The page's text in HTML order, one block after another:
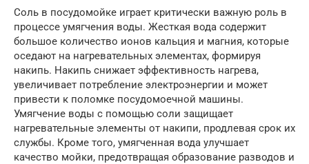
Соль в посудомойке играет критически важную роль в
процессе умягчения воды. Жесткая вода содержит
большое количество ионов кальция и магния, которые
оседают на нагревательных элементах, формируя
накипь. Накипь снижает эффективность нагрева,
увеличивает потребление электроэнергии и может
привести к поломке посудомоечной машины.
Умягчение воды с помощью соли защищает
нагревательные элементы от накипи, продлевая срок их
службы. Кроме того, умягченная вода улучшает
качество мойки, предотвращая образование разводов и